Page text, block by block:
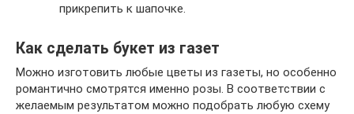
прикрепить к шапочке.
Как сделать букет из газет
Можно изготовить любые цветы из газеты, но особенно
романтично смотрятся именно розы. В соответствии с
желаемым результатом можно подобрать любую схему